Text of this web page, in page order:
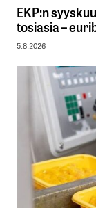
EKP:n
tosiasia –
5.8.2026